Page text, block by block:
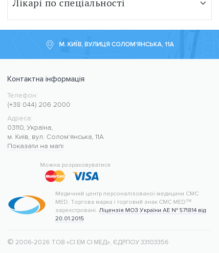
Лікарі по спеціальності
М. КИЇВ, ВУЛИЦЯ СОЛОМ'ЯНСЬКА, 11А
Контактна інформація
Медичний центр CMC MED
https://cmcmed.clinic
Телефон:
(+38 044) 206 2000
Адреса:
03110, Україна,
м. Київ, вул. Солом'янська, 11А
Показати на мапі
30.476634
Можна розраховуватися
Медичний центр персоналізованої медицини CMC
MED. Торгова марка і торговий знак CMC MED™
зареєстровані. Ліцензія МОЗ України АЕ № 571814 від
20.01.2015
© 2006-2026 ТОВ «СІ ЕМ СІ МЕД», ЄДРПОУ 33103356